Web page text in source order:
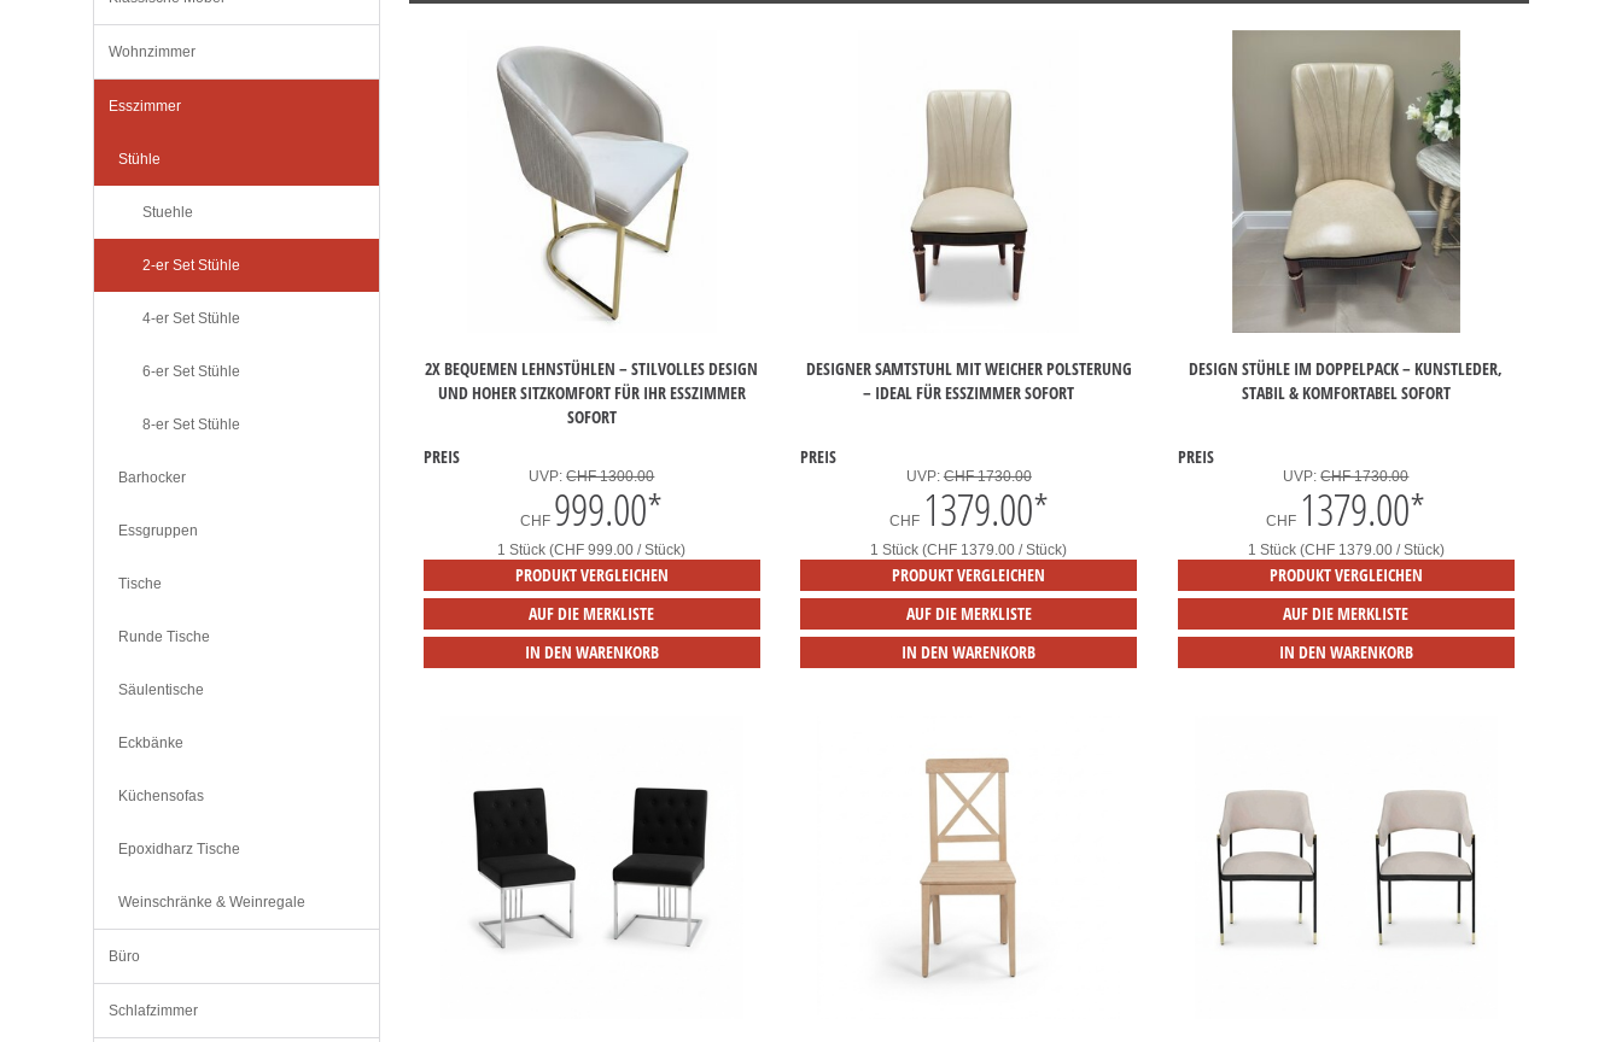
2X BEQUEMEN LEHNSTÜHLEN – STILVOLLES DESIGN
UND HOHER SITZKOMFORT FÜR IHR ESSZIMMER
SOFORT
PREIS
UVP:CHF 1300.00
CHF 999.00*
1 Stück (CHF 999.00 / Stück)
PRODUKT VERGLEICHEN
AUF DIE MERKLISTE
IN DEN WARENKORB
DESIGNER SAMTSTUHL MIT WEICHER POLSTERUNG
– IDEAL FÜR ESSZIMMER SOFORT
PREIS
UVP:CHF 1730.00
CHF 1379.00*
1 Stück (CHF 1379.00 / Stück)
PRODUKT VERGLEICHEN
AUF DIE MERKLISTE
IN DEN WARENKORB
DESIGN STÜHLE IM DOPPELPACK – KUNSTLEDER,
STABIL & KOMFORTABEL SOFORT
PREIS
UVP:CHF 1730.00
CHF 1379.00*
1 Stück (CHF 1379.00 / Stück)
PRODUKT VERGLEICHEN
AUF DIE MERKLISTE
IN DEN WARENKORB
Wohnzimmer
Esszimmer
Stühle
Stuehle
2-er Set Stühle
4-er Set Stühle
6-er Set Stühle
8-er Set Stühle
Barhocker
Essgruppen
Tische
Runde Tische
Säulentische
Eckbänke
Küchensofas
Epoxidharz Tische
Weinschränke & Weinregale
Büro
Schlafzimmer